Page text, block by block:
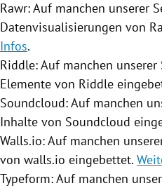
Rawr: Auf manchen unserer
Datenvisualisierungen von
Infos.
Riddle: Auf manchen unserer
Elemente von Riddle
Soundcloud: Auf manchen
Inhalte von Soundcloud
Walls.io: Auf manchen
von walls.io eingebettet.
Typeform: Auf manchen